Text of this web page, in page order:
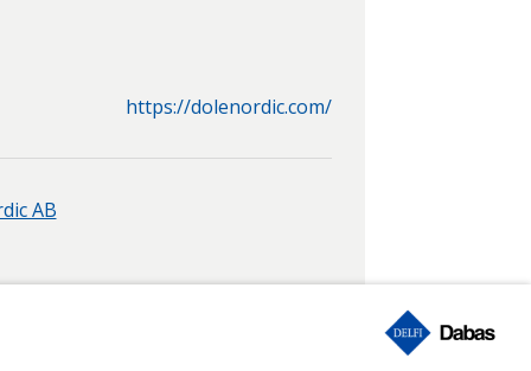
https://dolenordic.com/
AB